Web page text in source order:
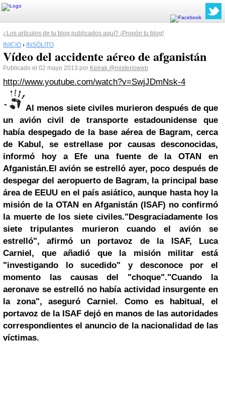
¿Los artículos de tu blog publicados aquí? ¡Propón tu blog!
INICIO › INSÓLITO
Vídeo del accidente aéreo de afganistán
Publicado el 02 mayo 2013 por Keirak @misterioweb
http://www.youtube.com/watch?v=SwjJDmNsk-4
Al menos siete civiles murieron después de que
un avión civil de transporte estadounidense que
había despegado de la base aérea de Bagram, cerca
de Kabul, se estrellase por causas desconocidas,
informó hoy a Efe una fuente de laOTAN en
Afganistán.El avión se estrelló ayer, poco después de
despegar del aeropuertode Bagram, la principal base
área de EEUU en el país asiático, aunque hasta hoy la
misión de la OTAN en Afganistán (ISAF) no confirmó
la muerte de los siete civiles."Desgraciadamente los
siete tripulantes murieron cuando el avión se
estrelló", afirmó un portavoz de la ISAF, Luca
Carniel, que añadió que la misión militar está
"investigando lo sucedido" y desconoce por el
momento las causas del "choque"."Cuando la
aeronave se estrelló no había actividad insurgente en
la zona", aseguró Carniel. Como es habitual, el
portavoz de la ISAF dejó en manos de las autoridades
correspondientes el anuncio de la nacionalidad de las
víctimas.